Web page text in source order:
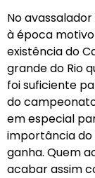
No
à época
existência do
grande do Rio
foi suficiente
do
em especial
importância
ganha. Quem
acabar assim